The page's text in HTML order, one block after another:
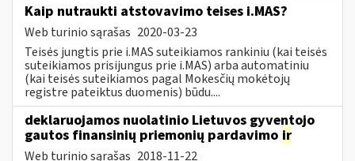
Kaip nutraukti atstovavimo teises i.MAS?
Web turinio sąrašas 2020-03-23
Teisės jungtis prie i.MAS suteikiamos rankiniu (kai teisės
suteikiamos prisijungus prie i.MAS) arba automatiniu
(kai teisės suteikiamos pagal Mokesčių mokėtojų
registre pateiktus duomenis) būdu....
deklaruojamos nuolatinio Lietuvos gyventojo
gautos finansinių priemonių pardavimo ir
Web turinio sąrašas 2018-11-22